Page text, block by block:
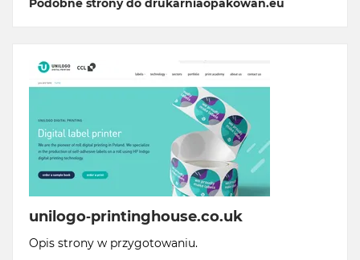
Podobne strony do drukarniaopakowan.eu
unilogo-printinghouse.co.uk
Opis strony w przygotowaniu.